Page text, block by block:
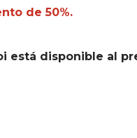
de 50%.
está disponible al